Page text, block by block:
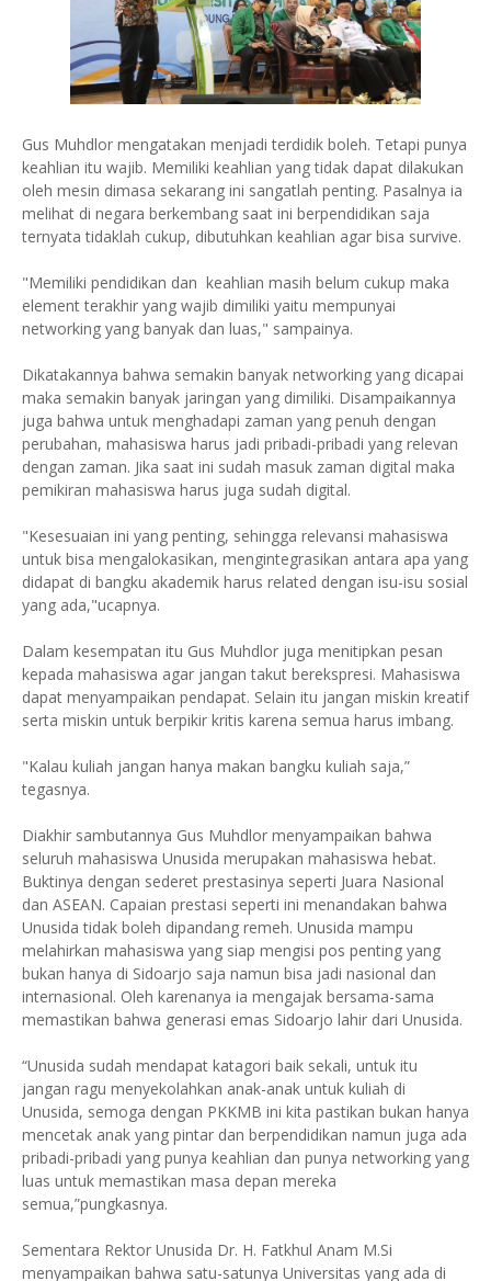
Gus Muhdlor mengatakan menjadi terdidik boleh. Tetapi punya
keahlian itu wajib. Memiliki keahlian yang tidak dapat dilakukan
oleh mesin dimasa sekarang ini sangatlah penting. Pasalnya ia
melihat di negara berkembang saat ini berpendidikan saja
ternyata tidaklah cukup, dibutuhkan keahlian agar bisa survive.
"Memiliki pendidikan dan keahlian masih belum cukup maka
element terakhir yang wajib dimiliki yaitu mempunyai
networking yang banyak dan luas," sampainya.
Dikatakannya bahwa semakin banyak networking yang dicapai
maka semakin banyak jaringan yang dimiliki. Disampaikannya
juga bahwa untuk menghadapi zaman yang penuh dengan
perubahan, mahasiswa harus jadi pribadi-pribadi yang relevan
dengan zaman. Jika saat ini sudah masuk zaman digital maka
pemikiran mahasiswa harus juga sudah digital.
"Kesesuaian ini yang penting, sehingga relevansi mahasiswa
untuk bisa mengalokasikan, mengintegrasikan antara apa yang
didapat di bangku akademik harus related dengan isu-isu sosial
yang ada,"ucapnya.
Dalam kesempatan itu Gus Muhdlor juga menitipkan pesan
kepada mahasiswa agar jangan takut berekspresi. Mahasiswa
dapat menyampaikan pendapat. Selain itu jangan miskin kreatif
serta miskin untuk berpikir kritis karena semua harus imbang.
"Kalau kuliah jangan hanya makan bangku kuliah saja,”
tegasnya.
Diakhir sambutannya Gus Muhdlor menyampaikan bahwa
seluruh mahasiswa Unusida merupakan mahasiswa hebat.
Buktinya dengan sederet prestasinya seperti Juara Nasional
dan ASEAN. Capaian prestasi seperti ini menandakan bahwa
Unusida tidak boleh dipandang remeh. Unusida mampu
melahirkan mahasiswa yang siap mengisi pos penting yang
bukan hanya di Sidoarjo saja namun bisa jadi nasional dan
internasional. Oleh karenanya ia mengajak bersama-sama
memastikan bahwa generasi emas Sidoarjo lahir dari Unusida.
“Unusida sudah mendapat katagori baik sekali, untuk itu
jangan ragu menyekolahkan anak-anak untuk kuliah di
Unusida, semoga dengan PKKMB ini kita pastikan bukan hanya
mencetak anak yang pintar dan berpendidikan namun juga ada
pribadi-pribadi yang punya keahlian dan punya networking yang
luas untuk memastikan masa depan mereka
semua,”pungkasnya.
Sementara Rektor Unusida Dr. H. Fatkhul Anam M.Si
menyampaikan bahwa satu-satunya Universitas yang ada di